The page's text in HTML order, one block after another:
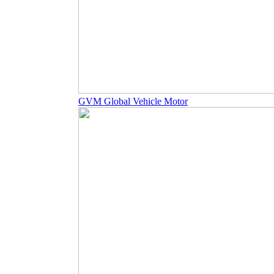
GVM Global Vehicle Motor